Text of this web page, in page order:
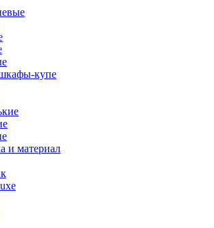
купе
и материал